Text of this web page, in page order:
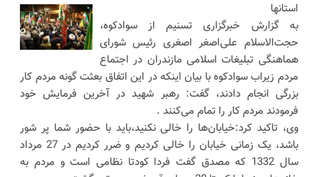
استانها
به گزارش خبرگزاری تسنیم از سوادکوه،
حجت‌الاسلام علی‌اصغر اصغری رئیس شورای
هماهنگی تبلیغات اسلامی مازندران در اجتماع
مردم زیراب سوادکوه با بیان اینکه در این اتفاق بعثت گونه مردم کار
بزرگی انجام دادند، گفت: رهبر شهید در آخرین فرمایش خود
فرمودند مردم کار را تمام می‌کنند .
وی، تاکید کرد:خیابان‌ها را خالی نکنید،باید با حضور شما پر شور
باشد، یک زمانی خیابان را خالی کردیم و ضرر کردیم در 27 مرداد
سال 1332 که مصدق گفت فردا کودتا نظامی است و مردم به